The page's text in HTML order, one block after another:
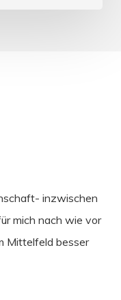
inzwischen
mich nach wie vor
Mittelfeld besser